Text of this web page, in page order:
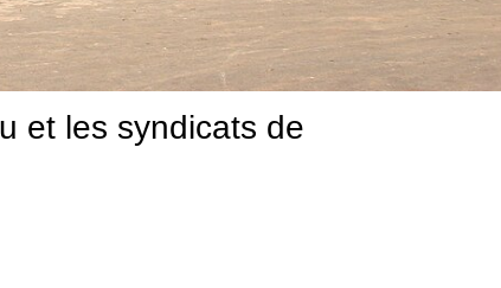
et les syndicats de